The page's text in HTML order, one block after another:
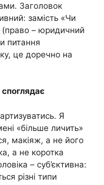
Заголовок
замість «Чи
– юридичний
питання
це доречно на
Я
«більше личить»
макіяж, а не його
а не коротка
– суб’єктивна:
різні типи